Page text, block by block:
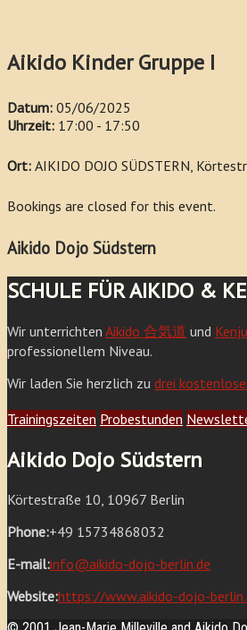
Aikido Kinder Gruppe I
Datum: 05/06/2025
Uhrzeit: 17:00 - 17:50
Ort: AIKIDO DOJO SÜDSTERN,
Bookings are closed for this event.
Aikido Dojo Südstern
SCHULE FÜR AIKIDO &
Wir unterrichten Aikido 合気道 und
professionellem Niveau.
Wir laden Sie herzlich zu drei
Trainingszeiten Probestunden
Aikido Dojo Südstern
Körtestraße 10, 10967 Berlin
Phone:+49 15734868032
E-mail:info@aikido-dojo-berlin.de
Website:https://www.aikido-dojo-